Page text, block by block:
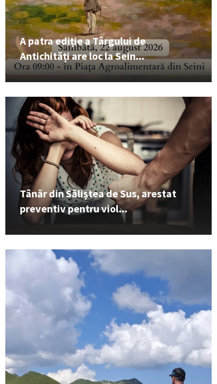
A patra ediție a Târgului de
Antichități are loc la Sein...
Tânăr din Săliștea de Sus, arestat
preventiv pentru viol...